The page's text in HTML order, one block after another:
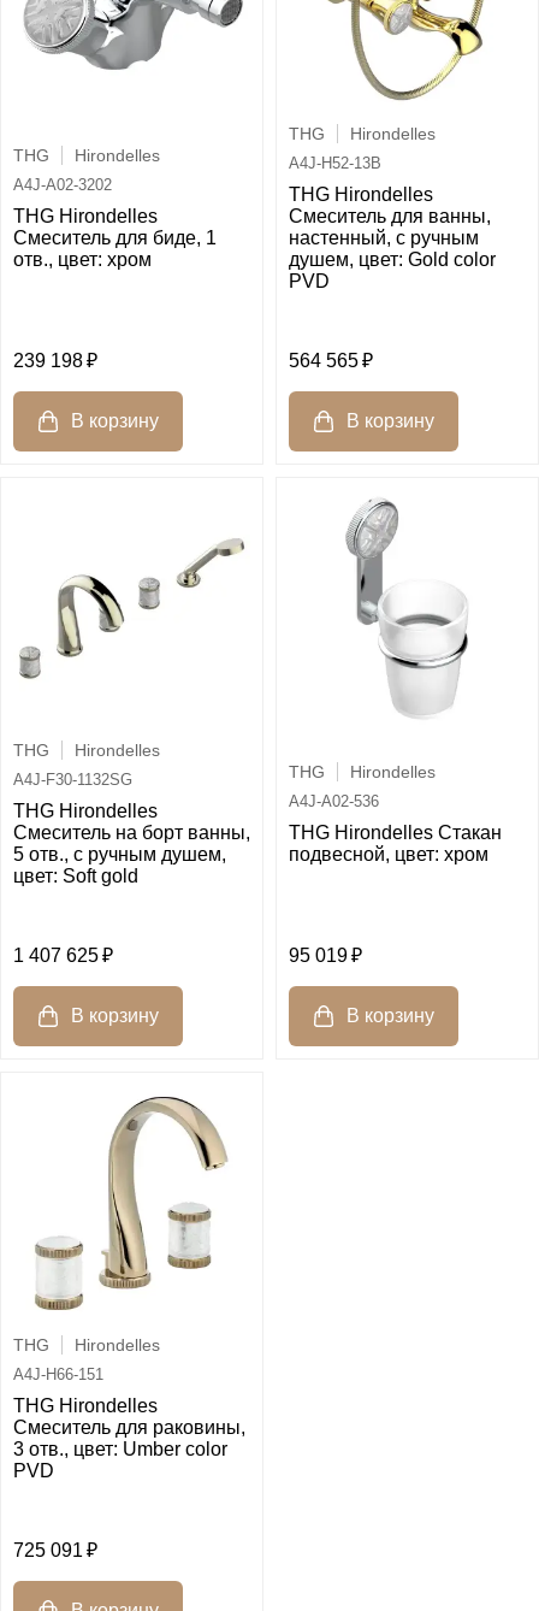
THG Hirondelles
A4J-A02-3202
THG Hirondelles
Смеситель для биде, 1
отв., цвет: хром
239 198
THG Hirondelles
A4J-H52-13B
THG Hirondelles
Смеситель для ванны,
настенный, с ручным
душем, цвет: Gold color
PVD
564 565
THG Hirondelles
A4J-F30-1132SG
THG Hirondelles
Смеситель на борт ванны,
5 отв., с ручным душем,
цвет: Soft gold
1 407 625
THG Hirondelles
A4J-A02-536
THG Hirondelles Стакан
подвесной, цвет: хром
95 019
THG Hirondelles
A4J-H66-151
THG Hirondelles
Смеситель для раковины,
3 отв., цвет: Umber color
PVD
725 091